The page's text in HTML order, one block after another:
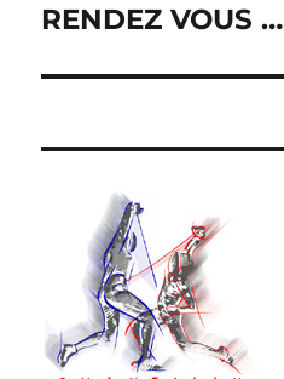
l’article
RENDEZ VOUS …